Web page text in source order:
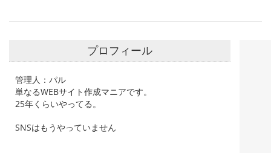
プロフィール
管理人：パル
単なるWEBサイト作成マニアです。
25年くらいやってる。
SNSはもうやっていません